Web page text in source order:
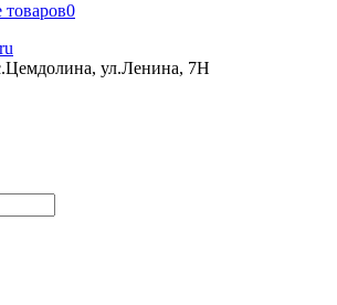
0
ул.Ленина, 7Н